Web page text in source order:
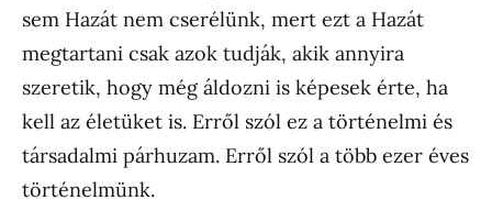
sem Hazát nem cserélünk, mert ezt a Hazát
megtartani csak azok tudják, akik annyira
szeretik, hogy még áldozni is képesek érte, ha
kell az életüket is. Erről szól ez a történelmi és
társadalmi párhuzam. Erről szól a több ezer éves
történelmünk.